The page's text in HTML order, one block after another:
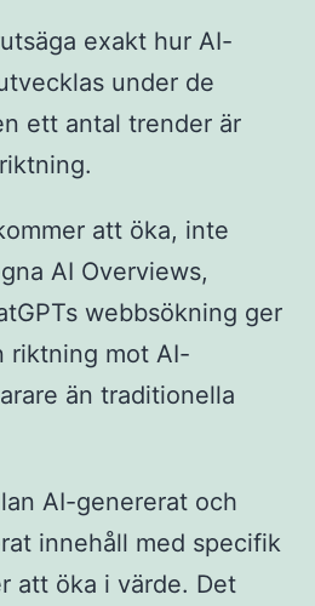
exakt hur AI-
under de
ett antal trender är
att öka, inte
AI Overviews,
webbsökning ger
riktning mot AI-
än traditionella
AI-genererat och
innehåll med specifik
att öka i värde. Det